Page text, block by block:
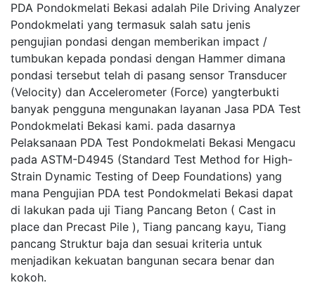
PDA Pondokmelati Bekasi adalah Pile Driving Analyzer
Pondokmelati yang termasuk salah satu jenis
pengujian pondasi dengan memberikan impact /
tumbukan kepada pondasi dengan Hammer dimana
pondasi tersebut telah di pasang sensor Transducer
(Velocity) dan Accelerometer (Force) yangterbukti
banyak pengguna mengunakan layanan Jasa PDA Test
Pondokmelati Bekasi kami. pada dasarnya
Pelaksanaan PDA Test Pondokmelati Bekasi Mengacu
pada ASTM-D4945 (Standard Test Method for High-
Strain Dynamic Testing of Deep Foundations) yang
mana Pengujian PDA test Pondokmelati Bekasi dapat
di lakukan pada uji Tiang Pancang Beton ( Cast in
place dan Precast Pile ), Tiang pancang kayu, Tiang
pancang Struktur baja dan sesuai kriteria untuk
menjadikan kekuatan bangunan secara benar dan
kokoh.